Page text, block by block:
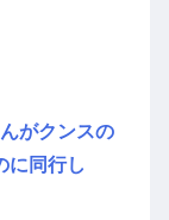
がクンスの
に同行し